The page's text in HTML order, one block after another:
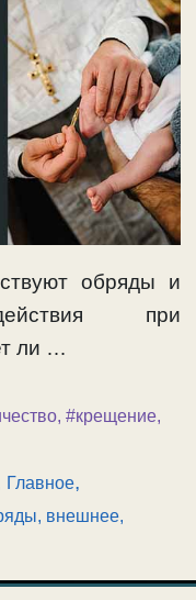
обряды и
при
ли …
, #крещение,
Главное,
внешнее,